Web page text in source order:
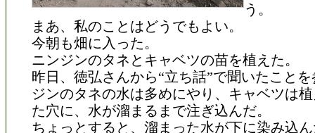
う。
まあ、私のことはどうでもよい。
今朝も畑に入った。
ニンジンのタネとキャベツの苗を植えた。
昨日、徳弘さんから“立ち話”で聞いたこと
ジンのタネの水は多めにやり、キャベツは
た穴に、水が溜まるまで注ぎ込んだ。
ちょっとすると、溜まった水が下に染み込